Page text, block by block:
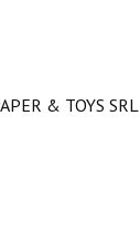
& TOYS SRL